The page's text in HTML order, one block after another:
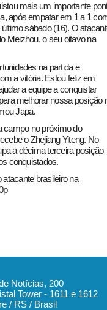
mais um importante
após empatar em 1 a 1
sábado (16). O
Meizhou, o seu oitavo na
na partida e
a vitória. Estou feliz em
a equipe a conquistar
melhorar nossa posição
Japa.
campo no próximo do
o Zhejiang Yiteng. No
a décima terceira posição
conquistados.
brasileiro na
Notícias, 200
Tower - 1611 e 1612
/ RS / Brasil